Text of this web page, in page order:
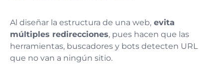
Al diseñar la estructura de una web, evita
múltiples redirecciones, pues hacen que las
herramientas, buscadores y bots detecten URL
que no van a ningún sitio.